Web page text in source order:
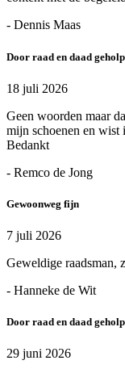
- Dennis Maas
Door raad en daad
18 juli 2026
Geen woorden maar
mijn schoenen en wist
Bedankt
- Remco de Jong
Gewoonweg fijn
7 juli 2026
Geweldige raadsman,
- Hanneke de Wit
Door raad en daad
29 juni 2026